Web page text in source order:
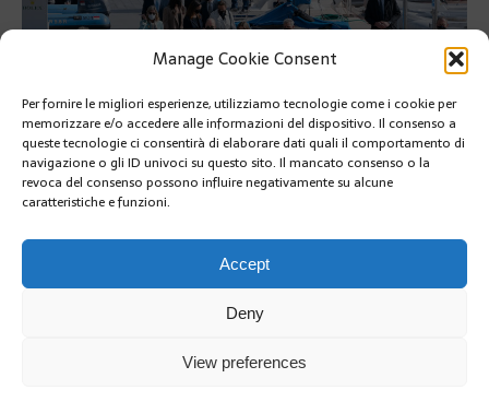
Manage Cookie Consent
Per fornire le migliori esperienze, utilizziamo tecnologie come i cookie per
memorizzare e/o accedere alle informazioni del dispositivo. Il consenso a
queste tecnologie ci consentirà di elaborare dati quali il comportamento di
navigazione o gli ID univoci su questo sito. Il mancato consenso o la
revoca del consenso possono influire negativamente su alcune
caratteristiche e funzioni.
Accept
Deny
View preferences